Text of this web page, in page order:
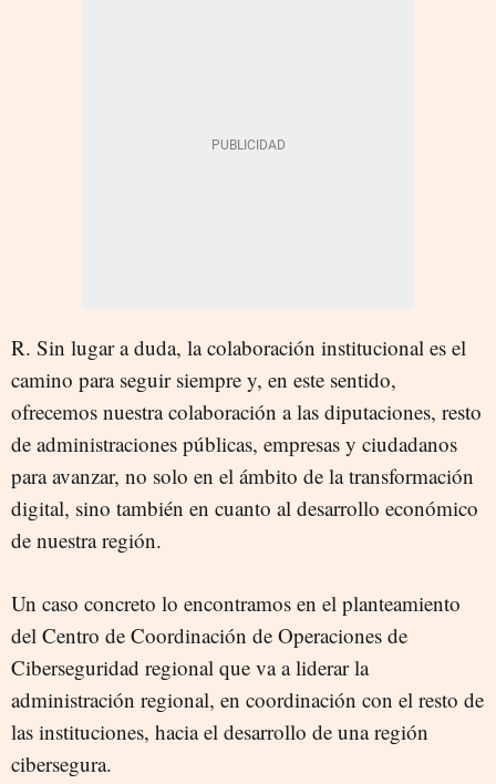
R. Sin lugar a duda, la colaboración institucional es el
camino para seguir siempre y, en este sentido,
ofrecemos nuestra colaboración a las diputaciones, resto
de administraciones públicas, empresas y ciudadanos
para avanzar, no solo en el ámbito de la transformación
digital, sino también en cuanto al desarrollo económico
de nuestra región.
Un caso concreto lo encontramos en el planteamiento
del Centro de Coordinación de Operaciones de
Ciberseguridad regional que va a liderar la
administración regional, en coordinación con el resto de
las instituciones, hacia el desarrollo de una región
cibersegura.